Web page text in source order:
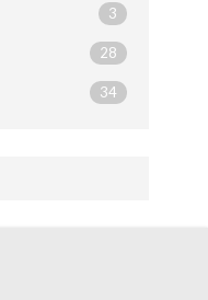
3
28
34